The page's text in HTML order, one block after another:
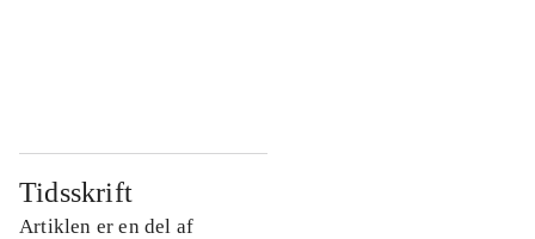
Tidsskrift
Artiklen er en del af